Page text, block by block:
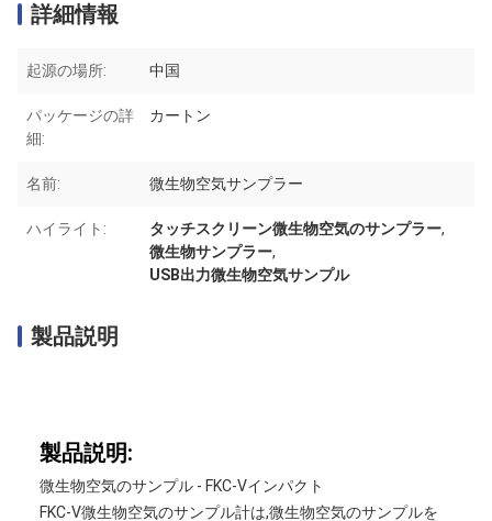
詳細情報
起源の場所: 中国
パッケージの詳
細:
カートン
名前: 微生物空気サンプラー
ハイライト: タッチスクリーン微生物空気のサンプラー,
微生物サンプラー,
USB出力微生物空気サンプル
製品説明
製品説明:
微生物空気のサンプル - FKC-Vインパクト
FKC-V微生物空気のサンプル計は,微生物空気のサンプルを